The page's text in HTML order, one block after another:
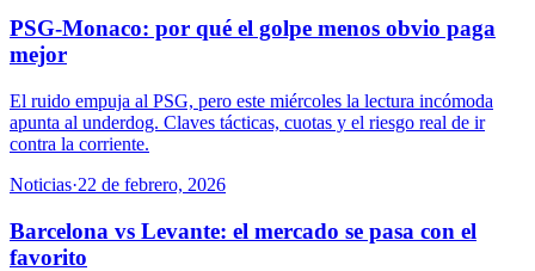
PSG-Monaco: por qué el golpe menos obvio paga
mejor
El ruido empuja al PSG, pero este miércoles la lectura incómoda
apunta al underdog. Claves tácticas, cuotas y el riesgo real de ir
contra la corriente.
Noticias·22 de febrero, 2026
Barcelona vs Levante: el mercado se pasa con el
favorito